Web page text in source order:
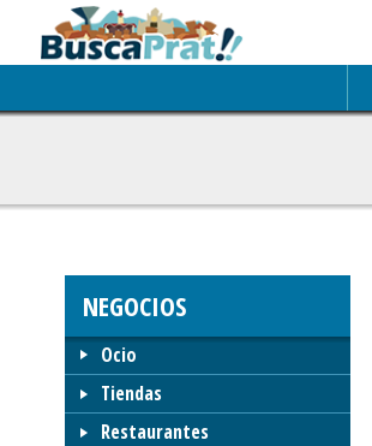
NEGOCIOS
Ocio
Tiendas
Restaurantes